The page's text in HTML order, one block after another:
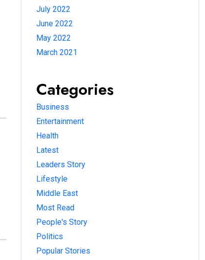
July 2022
June 2022
May 2022
March 2021
Categories
Business
Entertainment
Health
Latest
Leaders Story
Lifestyle
Middle East
Most Read
People's Story
Politics
Popular Stories